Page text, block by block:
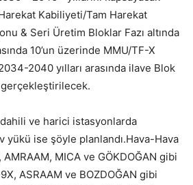
Kabiliyeti/Tam Harekat
& Seri Üretim Bloklar Fazı altında
10’un üzerinde MMU/TF-X
2040 yılları arasında ilave Blok
dahili ve harici istasyonlarda
yükü ise şöyle planlandı.Hava-Hava
AMRAAM, MICA ve GÖKDOĞAN gibi
ASRAAM ve BOZDOĞAN gibi